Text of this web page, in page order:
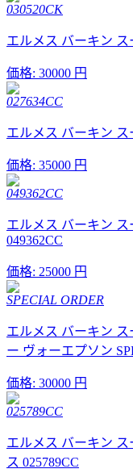
030520CK
エルメス バーキン ス
価格: 30000 円
027634CC
エルメス バーキン ス
価格: 35000 円
049362CC
エルメス バーキン ス
049362CC
価格: 25000 円
SPECIAL ORDER
エルメス バーキン
ー ヴォーエプソン
価格: 30000 円
025789CC
エルメス バーキン
ス 025789CC